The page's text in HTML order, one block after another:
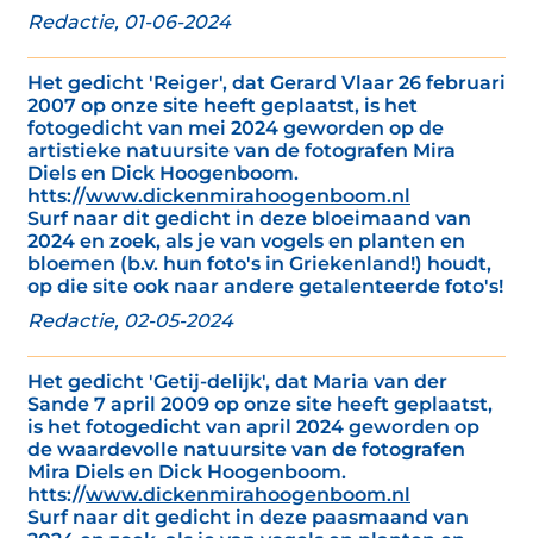
Redactie, 01-06-2024
Het gedicht 'Reiger', dat Gerard Vlaar 26 februari
2007 op onze site heeft geplaatst, is het
fotogedicht van mei 2024 geworden op de
artistieke natuursite van de fotografen Mira
Diels en Dick Hoogenboom.
htts://www.dickenmirahoogenboom.nl
Surf naar dit gedicht in deze bloeimaand van
2024 en zoek, als je van vogels en planten en
bloemen (b.v. hun foto's in Griekenland!) houdt,
op die site ook naar andere getalenteerde foto's!
Redactie, 02-05-2024
Het gedicht 'Getij-delijk', dat Maria van der
Sande 7 april 2009 op onze site heeft geplaatst,
is het fotogedicht van april 2024 geworden op
de waardevolle natuursite van de fotografen
Mira Diels en Dick Hoogenboom.
htts://www.dickenmirahoogenboom.nl
Surf naar dit gedicht in deze paasmaand van